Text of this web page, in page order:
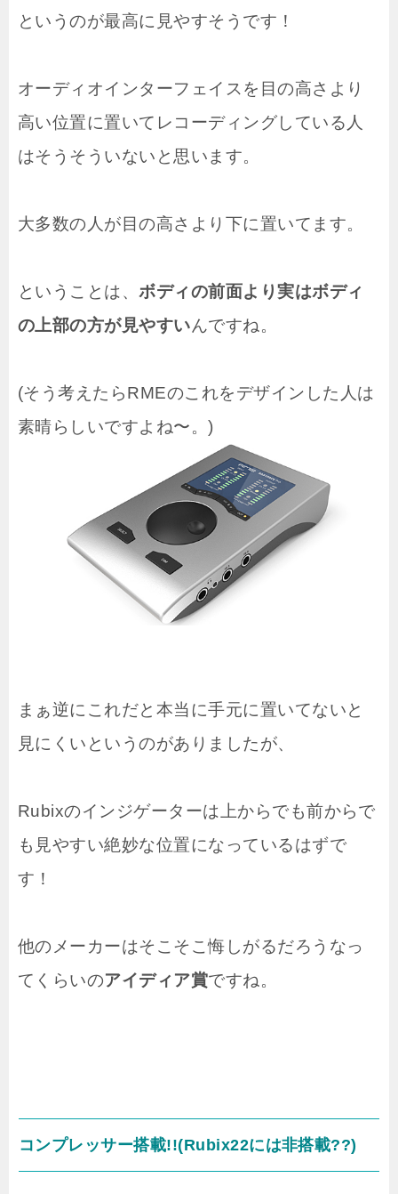
というのが最高に見やすそうです！
オーディオインターフェイスを目の高さより
高い位置に置いてレコーディングしている人
はそうそういないと思います。
大多数の人が目の高さより下に置いてます。
ということは、ボディの前面より実はボディ
の上部の方が見やすいんですね。
(そう考えたらRMEのこれをデザインした人は
素晴らしいですよね〜。)
まぁ逆にこれだと本当に手元に置いてないと
見にくいというのがありましたが、
Rubixのインジゲーターは上からでも前からで
も見やすい絶妙な位置になっているはずで
す！
他のメーカーはそこそこ悔しがるだろうなっ
てくらいのアイディア賞ですね。
コンプレッサー搭載!!(Rubix22には非搭載??)